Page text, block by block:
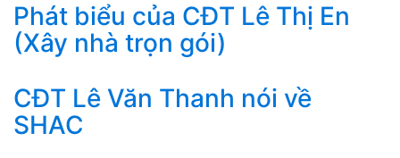
Phát biểu của CĐT Lê Thị En
(Xây nhà trọn gói)
CĐT Lê Văn Thanh nói về
SHAC